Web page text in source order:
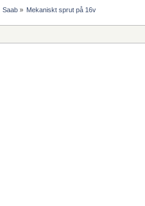
Saab» Mekaniskt sprut på 16v